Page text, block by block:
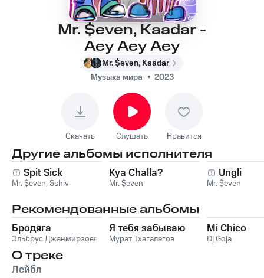
Mr. $even, Kaadar -
Aey Aey Aey
Mr. $even, Kaadar
Музыка мира
2023
Скачать Слушать Нравится
Другие альбомы исполнителя
Spit Sick
Mr. $even,Sshiv
Kya Challa?
Mr. $even
Ungli
Mr. $even
Рекомендованные альбомы
Бродяга
Эльбрус Джанмирзоев
Я тебя забываю
Мурат Тхагалегов
Mi Chico
Dj Goja
О треке
Лейбл